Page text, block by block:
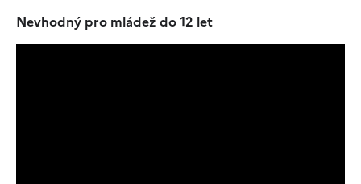
Nevhodný pro mládež do 12 let